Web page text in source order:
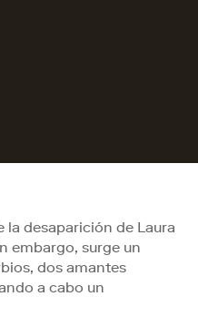
la desaparición de Laura
embargo, surge un
dos amantes
a cabo un